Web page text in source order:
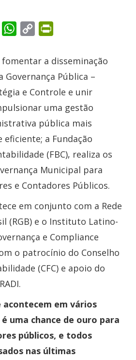
TwitterWhatsApp
Copy
a disseminação
Governança Pública –
e Controle e unir
uma gestão
pública mais
a Fundação
(FBC), realiza os
Municipal para
e Contadores Públicos.
em conjunto com a Rede
(RGB) e o Instituto Latino-
e Compliance
o patrocínio do Conselho
(CFC) e apoio do
acontecem em vários
uma chance de ouro para
públicos, e todos
nas últimas